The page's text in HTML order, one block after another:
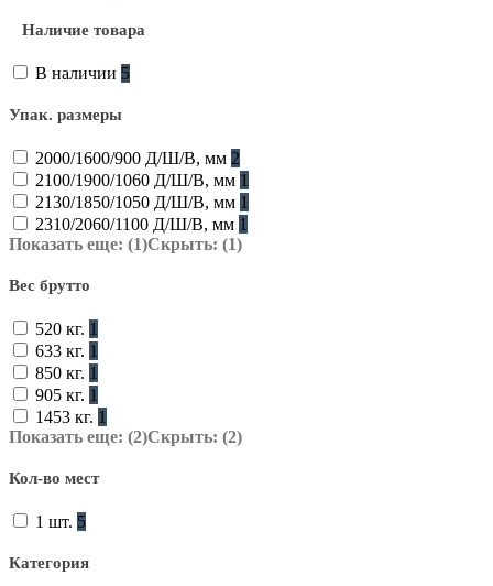
Наличие товара
В наличии 5
Упак. размеры
2000/1600/900 Д/Ш/В, мм 2
2100/1900/1060 Д/Ш/В, мм 1
2130/1850/1050 Д/Ш/В, мм 1
2310/2060/1100 Д/Ш/В, мм 1
Показать еще: (1)Скрыть: (1)
Вес брутто
520 кг. 1
633 кг. 1
850 кг. 1
905 кг. 1
1453 кг. 1
Показать еще: (2)Скрыть: (2)
Кол-во мест
1 шт. 5
Категория